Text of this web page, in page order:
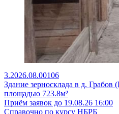
3.2026.08.00106
Здание зерносклада в д. Грабов
площадью 723.8м²
Приём заявок до 19.08.26 16:00
Справочно по курсу НБРБ